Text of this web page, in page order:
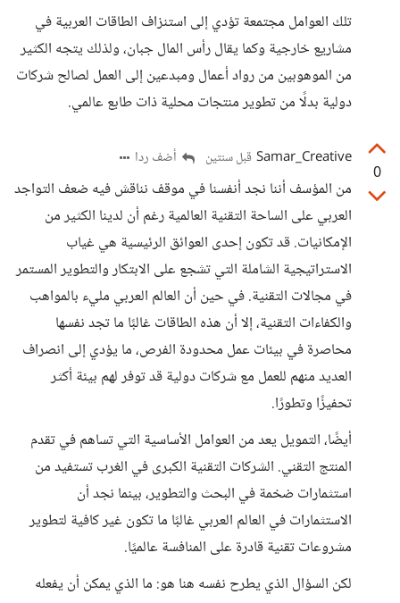
تلك العوامل مجتمعة تؤدي إلى استنزاف الطاقات العربية في
مشاريع خارجية وكما يقال رأس المال جبان، ولذلك يتجه الكثير
من الموهوبين من رواد أعمال ومبدعين إلى العمل لصالح شركات
دولية بدلًا من تطوير منتجات محلية ذات طابع عالمي.
0
Samar_Creative قبل سنتين أضف ردا
من المؤسف أننا نجد أنفسنا في موقف نناقش فيه ضعف التواجد
العربي على الساحة التقنية العالمية رغم أن لدينا الكثير من
الإمكانيات. قد تكون إحدى العوائق الرئيسية هي غياب
الاستراتيجية الشاملة التي تشجع على الابتكار والتطوير المستمر
في مجالات التقنية. في حين أن العالم العربي مليء بالمواهب
والكفاءات التقنية، إلا أن هذه الطاقات غالبًا ما تجد نفسها
محاصرة في بيئات عمل محدودة الفرص، ما يؤدي إلى انصراف
العديد منهم للعمل مع شركات دولية قد توفر لهم بيئة أكثر
تحفيزًا وتطورًا.
أيضًا، التمويل يعد من العوامل الأساسية التي تساهم في تقدم
المنتج التقني. الشركات التقنية الكبرى في الغرب تستفيد من
استثمارات ضخمة في البحث والتطوير، بينما نجد أن
الاستثمارات في العالم العربي غالبًا ما تكون غير كافية لتطوير
مشروعات تقنية قادرة على المنافسة عالميًا.
لكن السؤال الذي يطرح نفسه هنا هو: ما الذي يمكن أن يفعله